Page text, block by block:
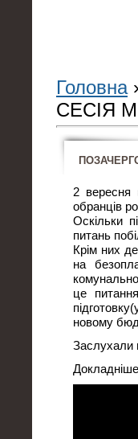
Головна
СЕСІЯ
2 вересня
обранців
Оскільки
питань
Крім них
на
це
новому
Заслухали